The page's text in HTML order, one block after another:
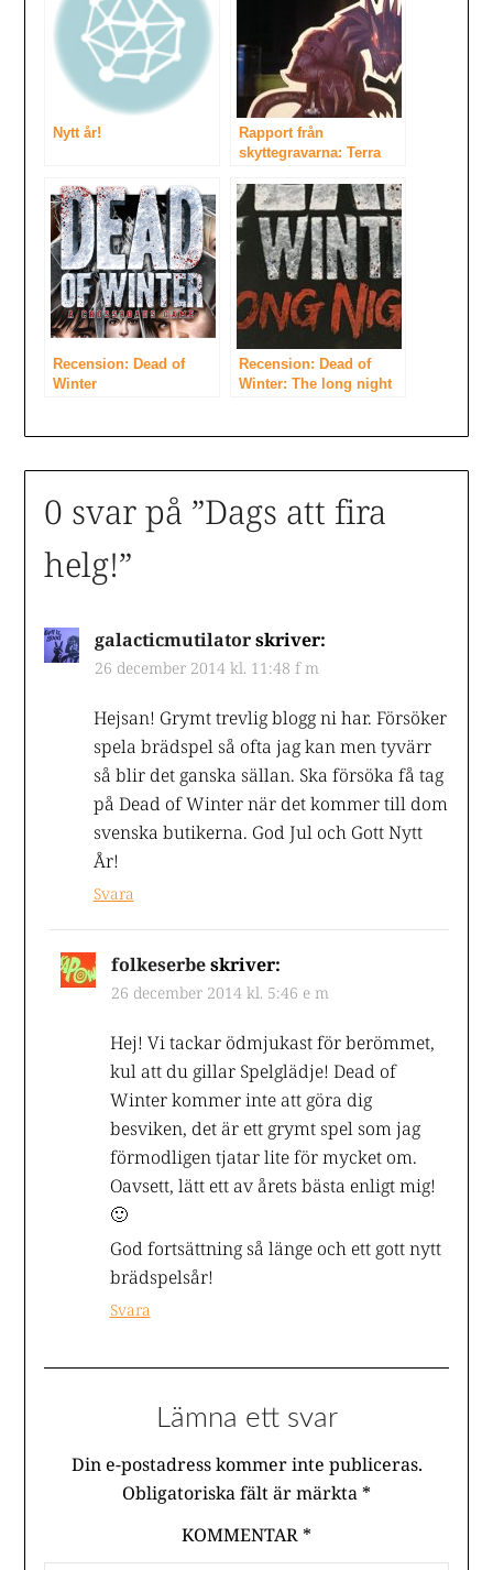
Nytt år!
Rapport från
skyttegravarna: Terra
och Modern Art
Recension: Dead of
Winter
Recension: Dead of
Winter: The long night
0 svar på ”Dags att fira
helg!”
galacticmutilatorskriver:
26 december 2014 kl. 11:48 f m
Hejsan! Grymt trevlig blogg ni har. Försöker
spela brädspel så ofta jag kan men tyvärr
så blir det ganska sällan. Ska försöka få tag
på Dead of Winter när det kommer till dom
svenska butikerna. God Jul och Gott Nytt
År!
Svara
folkeserbeskriver:
26 december 2014 kl. 5:46 e m
Hej! Vi tackar ödmjukast för berömmet,
kul att du gillar Spelglädje! Dead of
Winter kommer inte att göra dig
besviken, det är ett grymt spel som jag
förmodligen tjatar lite för mycket om.
Oavsett, lätt ett av årets bästa enligt mig!
🙂
God fortsättning så länge och ett gott nytt
brädspelsår!
Svara
Lämna ett svar
Din e-postadress kommer inte publiceras.
Obligatoriska fält är märkta*
KOMMENTAR*